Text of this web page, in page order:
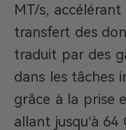
MT/s,
transfert des
traduit par des
dans les tâches
grâce à la prise
allant jusqu’à